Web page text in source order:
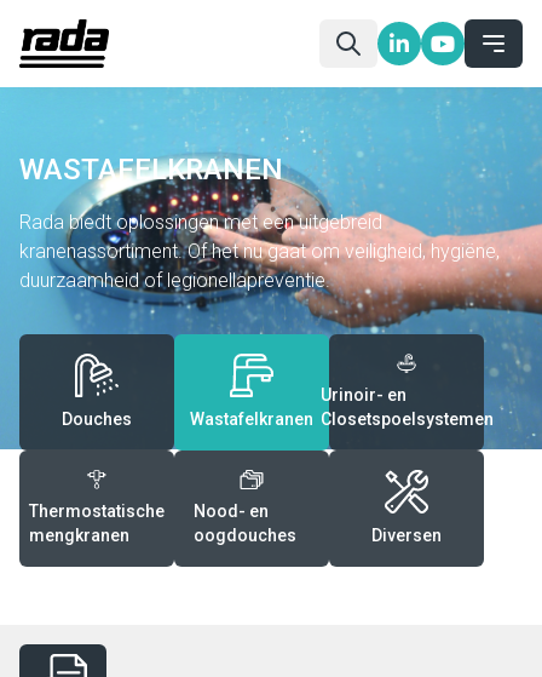
WASTAFELKRANEN
Rada biedt oplossingen met een uitgebreid
kranenassortiment. Of het nu gaat om veiligheid, hygiëne,
duurzaamheid of legionellapreventie.
Douches Wastafelkranen
Urinoir- en
Closetspoelsystemen
Thermostatische
mengkranen
Nood- en
oogdouches
Diversen